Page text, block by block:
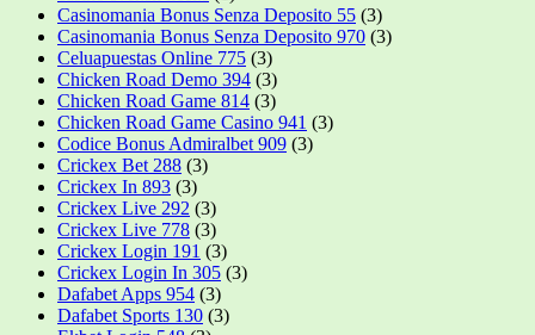
Casinomania Bonus Senza Deposito 55 (3)
Casinomania Bonus Senza Deposito 970 (3)
Celuapuestas Online 775 (3)
Chicken Road Demo 394 (3)
Chicken Road Game 814 (3)
Chicken Road Game Casino 941 (3)
Codice Bonus Admiralbet 909 (3)
Crickex Bet 288 (3)
Crickex In 893 (3)
Crickex Live 292 (3)
Crickex Live 778 (3)
Crickex Login 191 (3)
Crickex Login In 305 (3)
Dafabet Apps 954 (3)
Dafabet Sports 130 (3)